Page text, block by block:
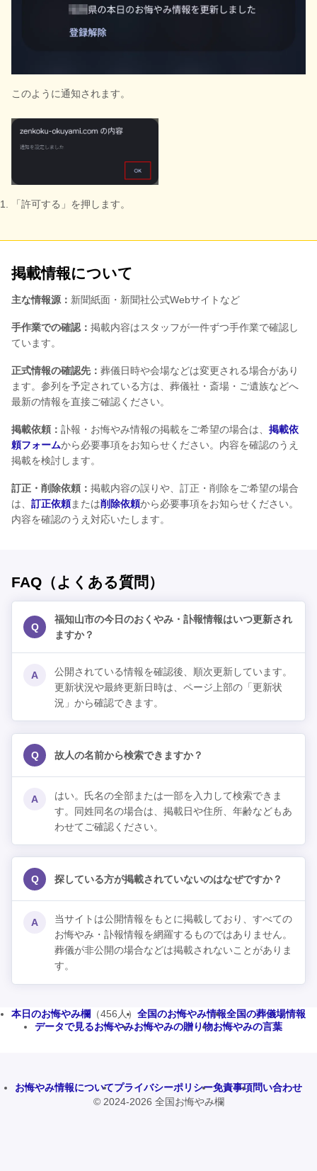
このように通知されます。
「許可する」を押します。
掲載情報について
主な情報源： 新聞紙面・新聞社公式Webサイトなど
手作業での確認： 掲載内容はスタッフが一件ずつ手作業で確認し
ています。
正式情報の確認先： 葬儀日時や会場などは変更される場合があり
ます。参列を予定されている方は、葬儀社・斎場・ご遺族などへ
最新の情報を直接ご確認ください。
掲載依頼： 訃報・お悔やみ情報の掲載をご希望の場合は、 掲載依
頼フォームから必要事項をお知らせください。内容を確認のうえ
掲載を検討します。
訂正・削除依頼： 掲載内容の誤りや、訂正・削除をご希望の場合
は、 訂正依頼または削除依頼から必要事項をお知らせください。
内容を確認のうえ対応いたします。
FAQ（よくある質問）
Q
福知山市の今日のおくやみ・訃報情報はいつ更新され
ますか？
A
公開されている情報を確認後、順次更新しています。
更新状況や最終更新日時は、ページ上部の「更新状
況」から確認できます。
Q 故人の名前から検索できますか？
A
はい。氏名の全部または一部を入力して検索できま
す。同姓同名の場合は、掲載日や住所、年齢などもあ
わせてご確認ください。
Q 探している方が掲載されていないのはなぜですか？
A
当サイトは公開情報をもとに掲載しており、すべての
お悔やみ・訃報情報を網羅するものではありません。
葬儀が非公開の場合などは掲載されないことがありま
す。
本日のお悔やみ欄 （456人） 全国のお悔やみ情報全国の葬儀場情報
データで見るお悔やみお悔やみの贈り物お悔やみの言葉
お悔やみ情報についてプライバシーポリシー免責事項問い合わせ
© 2024-2026 全国お悔やみ欄